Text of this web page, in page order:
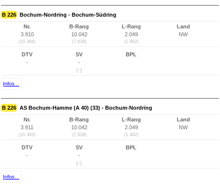
B 226 Bochum-Nordring - Bochum-Südring
Nr.
3.910
(10.384)
B-Rang
10.042
(7.638)
L-Rang
2.049
(1.462)
Land
NW
DTV
-
SV
-
(-)
BPL
Infos...
B 226 AS Bochum-Hamme (A 40) (33) - Bochum-Nordring
Nr.
3.911
(10.383)
B-Rang
10.042
(7.638)
L-Rang
2.049
(1.462)
Land
NW
DTV
-
SV
-
(-)
BPL
Infos...